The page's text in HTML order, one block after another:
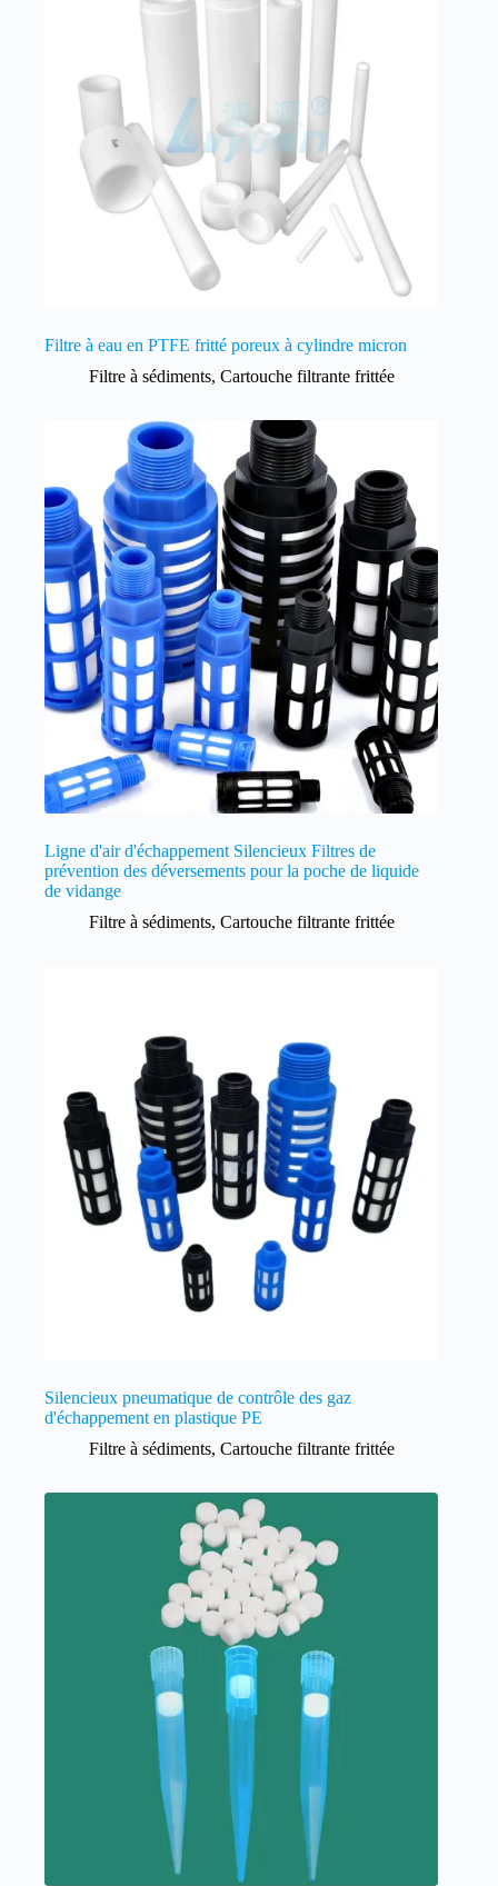
Filtre à eau en PTFE fritté poreux à cylindre micron
Filtre à sédiments, Cartouche filtrante frittée
Ligne d'air d'échappement Silencieux Filtres de
prévention des déversements pour la poche de liquide
de vidange
Filtre à sédiments, Cartouche filtrante frittée
Silencieux pneumatique de contrôle des gaz
d'échappement en plastique PE
Filtre à sédiments, Cartouche filtrante frittée